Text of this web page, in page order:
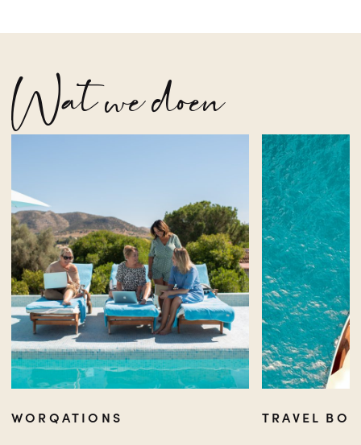
Wat we doen
WORQATIONS TRAVEL